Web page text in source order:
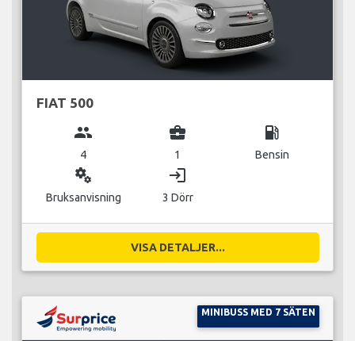
FIAT 500
group
4
business_center
1
local_gas_station
Bensin
miscellaneous_services
Bruksanvisning
login
3 Dörr
VISA DETALJER...
MINIBUSS MED 7 SÄTEN